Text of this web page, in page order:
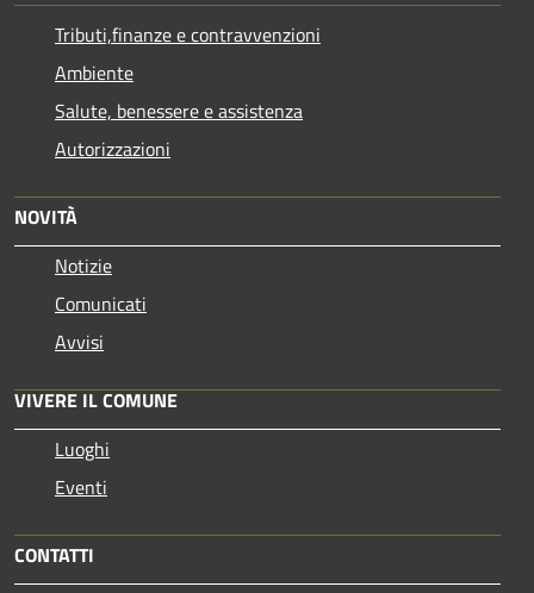
Tributi,finanze e contravvenzioni
Ambiente
Salute, benessere e assistenza
Autorizzazioni
NOVITÀ
Notizie
Comunicati
Avvisi
VIVERE IL COMUNE
Luoghi
Eventi
CONTATTI